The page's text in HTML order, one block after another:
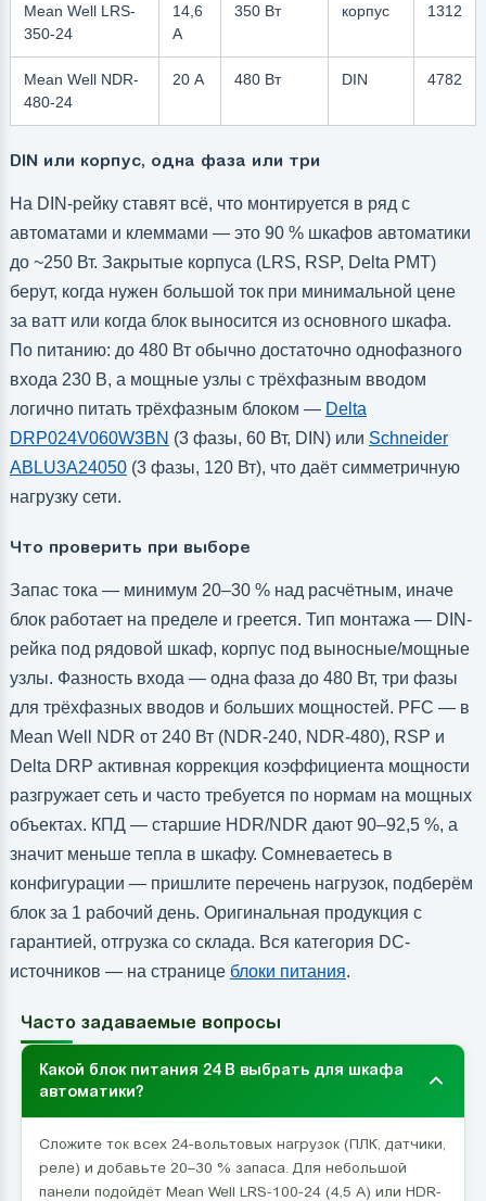
Mean Well LRS-
350-24
14,6
А
350 Вт корпус 1312
Mean Well NDR-
480-24
20 А 480 Вт DIN 4782
DIN или корпус, одна фаза или три
На DIN-рейку ставят всё, что монтируется в ряд с
автоматами и клеммами — это 90 % шкафов автоматики
до ~250 Вт. Закрытые корпуса (LRS, RSP, Delta PMT)
берут, когда нужен большой ток при минимальной цене
за ватт или когда блок выносится из основного шкафа.
По питанию: до 480 Вт обычно достаточно однофазного
входа 230 В, а мощные узлы с трёхфазным вводом
логично питать трёхфазным блоком — Delta
DRP024V060W3BN (3 фазы, 60 Вт, DIN) или Schneider
ABLU3A24050(3 фазы, 120 Вт), что даёт симметричную
нагрузку сети.
Что проверить при выборе
Запас тока — минимум 20–30 % над расчётным, иначе
блок работает на пределе и греется. Тип монтажа — DIN-
рейка под рядовой шкаф, корпус под выносные/мощные
узлы. Фазность входа — одна фаза до 480 Вт, три фазы
для трёхфазных вводов и больших мощностей. PFC — в
Mean Well NDR от 240 Вт (NDR-240, NDR-480), RSP и
Delta DRP активная коррекция коэффициента мощности
разгружает сеть и часто требуется по нормам на мощных
объектах. КПД — старшие HDR/NDR дают 90–92,5 %, а
значит меньше тепла в шкафу. Сомневаетесь в
конфигурации — пришлите перечень нагрузок, подберём
блок за 1 рабочий день. Оригинальная продукция с
гарантией, отгрузка со склада. Вся категория DC-
источников — на странице блоки питания.
Часто задаваемые вопросы
Какой блок питания 24 В выбрать для шкафа
автоматики?
Сложите ток всех 24-вольтовых нагрузок (ПЛК, датчики,
реле) и добавьте 20–30 % запаса. Для небольшой
панели подойдёт Mean Well LRS-100-24 (4,5 А) или HDR-